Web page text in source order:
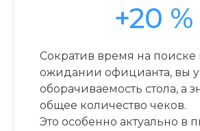
+20 %
Сократив время на поиске
ожидании официанта, вы
оборачиваемость стола, а
общее количество чеков.
Это особенно актуально в